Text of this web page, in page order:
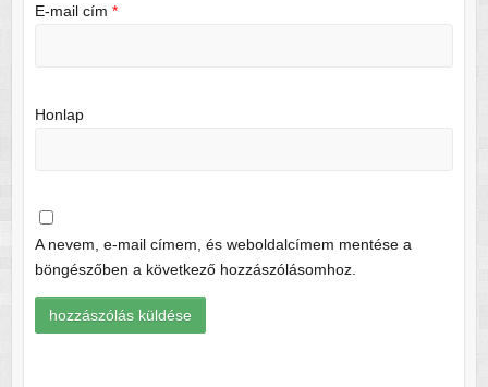
E-mail cím *
Honlap
A nevem, e-mail címem, és weboldalcímem mentése a
böngészőben a következő hozzászólásomhoz.